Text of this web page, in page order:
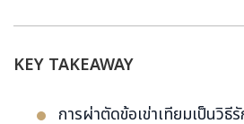
KEY TAKEAWAY
การผ่าตัดข้อเข่าเทียมเป็นวิธี